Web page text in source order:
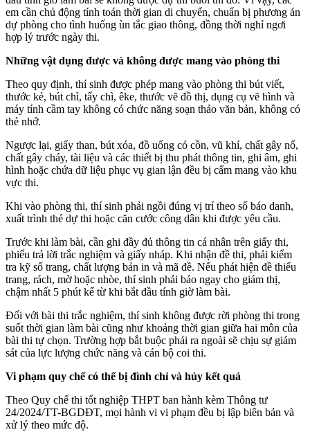
em cần chủ động tính toán thời gian di chuyển, chuẩn bị phương án
dự phòng cho tình huống ùn tắc giao thông, đồng thời nghỉ ngơi
hợp lý trước ngày thi.
Những vật dụng được và không được mang vào phòng thi
Theo quy định, thí sinh được phép mang vào phòng thi bút viết,
thước kẻ, bút chì, tẩy chì, êke, thước vẽ đồ thị, dụng cụ vẽ hình và
máy tính cầm tay không có chức năng soạn thảo văn bản, không có
thẻ nhớ.
Ngược lại, giấy than, bút xóa, đồ uống có cồn, vũ khí, chất gây nổ,
chất gây cháy, tài liệu và các thiết bị thu phát thông tin, ghi âm, ghi
hình hoặc chứa dữ liệu phục vụ gian lận đều bị cấm mang vào khu
vực thi.
Khi vào phòng thi, thí sinh phải ngồi đúng vị trí theo số báo danh,
xuất trình thẻ dự thi hoặc căn cước công dân khi được yêu cầu.
Trước khi làm bài, cần ghi đầy đủ thông tin cá nhân trên giấy thi,
phiếu trả lời trắc nghiệm và giấy nháp. Khi nhận đề thi, phải kiểm
tra kỹ số trang, chất lượng bản in và mã đề. Nếu phát hiện đề thiếu
trang, rách, mờ hoặc nhòe, thí sinh phải báo ngay cho giám thị,
chậm nhất 5 phút kể từ khi bắt đầu tính giờ làm bài.
Đối với bài thi trắc nghiệm, thí sinh không được rời phòng thi trong
suốt thời gian làm bài cũng như khoảng thời gian giữa hai môn của
bài thi tự chọn. Trường hợp bắt buộc phải ra ngoài sẽ chịu sự giám
sát của lực lượng chức năng và cán bộ coi thi.
Vi phạm quy chế có thể bị đình chỉ và hủy kết quả
Theo Quy chế thi tốt nghiệp THPT ban hành kèm Thông tư
24/2024/TT-BGDĐT, mọi hành vi vi phạm đều bị lập biên bản và
xử lý theo mức độ.